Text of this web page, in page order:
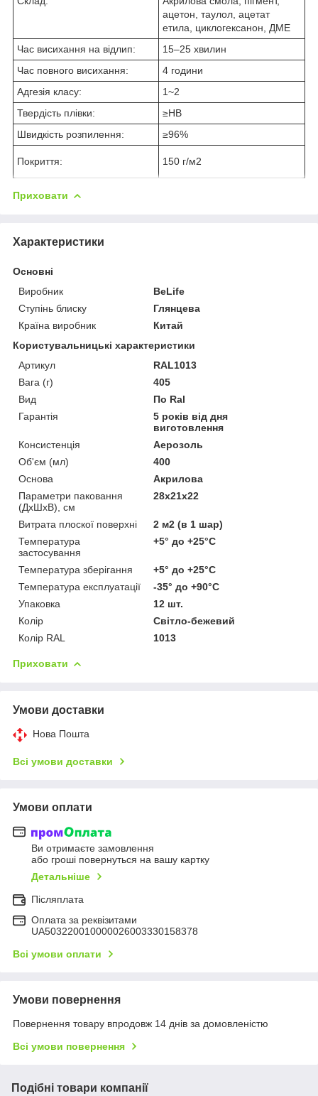
ацетон, таулол, ацетат
етила, циклогексанон, ДМЕ
Час висихання на відлип:
15–25 хвилин
Час повного висихання:
4 години
Адгезія класу:
1~2
Твердість плівки:
≥HB
Швидкість розпилення:
≥96%
Покриття: 150 г/м2
Приховати
Характеристики
Основні
Виробник
BeLife
Ступінь блиску
Глянцева
Країна виробник
Китай
Користувальницькі характеристики
Артикул
RAL1013
Вага (г)
405
Вид
По Ral
Гарантія
5 років від дня
виготовлення
Консистенція
Аерозоль
Об'єм (мл)
400
Основа
Акрилова
Параметри паковання
(ДхШхВ), см
28х21х22
Витрата плоскої поверхні
2 м2 (в 1 шар)
Температура
застосування
+5° до +25°С
Температура зберігання
+5° до +25°С
Температура експлуатації
-35° до +90°С
Упаковка
12 шт.
Колір
Світло-бежевий
Колір RAL
1013
Приховати
Умови доставки
Нова Пошта
Всі умови доставки
Умови оплати
Ви отримаєте замовлення
або гроші повернуться на вашу картку
Детальніше
Післяплата
Оплата за реквізитами
UA503220010000026003330158378
Всі умови оплати
Умови повернення
Повернення товару впродовж 14 днів за домовленістю
Всі умови повернення
Подібні товари компанії